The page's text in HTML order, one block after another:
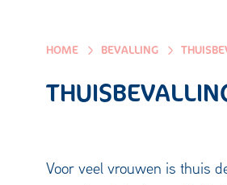
HOME BEVALLING
Voor veel vrouwen is thuis